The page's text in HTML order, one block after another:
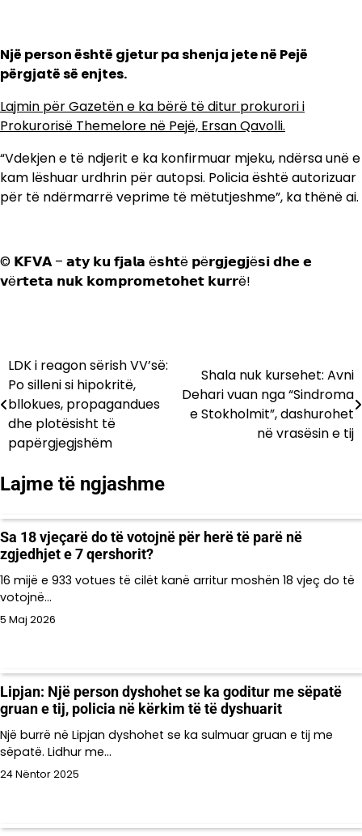
Një person është gjetur pa shenja jete në Pejë
përgjatë së enjtes.
Lajmin për Gazetën e ka bërë të ditur prokurori i
Prokurorisë Themelore në Pejë, Ersan Qavolli.
“Vdekjen e të ndjerit e ka konfirmuar mjeku, ndërsa unë e
kam lëshuar urdhrin për autopsi. Policia është autorizuar
për të ndërmarrë veprime të mëtutjeshme”, ka thënë ai.
© 𝗞𝗙𝗩𝗔 – 𝗮𝘁𝘆 𝗸𝘂 𝗳𝗷𝗮𝗹𝗮 ë𝘀𝗵𝘁ë 𝗽ë𝗿𝗴𝗷𝗲𝗴𝗷ë𝘀𝗶 𝗱𝗵𝗲 𝗲
𝘃ë𝗿𝘁𝗲𝘁𝗮 𝗻𝘂𝗸 𝗸𝗼𝗺𝗽𝗿𝗼𝗺𝗲𝘁𝗼𝗵𝗲𝘁 𝗸𝘂𝗿𝗿ë!
Lëvizje
te
postimet
LDK i reagon sërish VV’së:
Po silleni si hipokritë,
bllokues, propagandues
dhe plotësisht të
papërgjegjshëm
Shala nuk kursehet: Avni
Dehari vuan nga “Sindroma
e Stokholmit”, dashurohet
në vrasësin e tij
Lajme të ngjashme
Sa 18 vjeçarë do të votojnë për herë të parë në
zgjedhjet e 7 qershorit?
16 mijë e 933 votues të cilët kanë arritur moshën 18 vjeç do të
votojnë…
5 Maj 2026
Lipjan: Një person dyshohet se ka goditur me sëpatë
gruan e tij, policia në kërkim të të dyshuarit
Një burrë në Lipjan dyshohet se ka sulmuar gruan e tij me
sëpatë. Lidhur me…
24 Nëntor 2025